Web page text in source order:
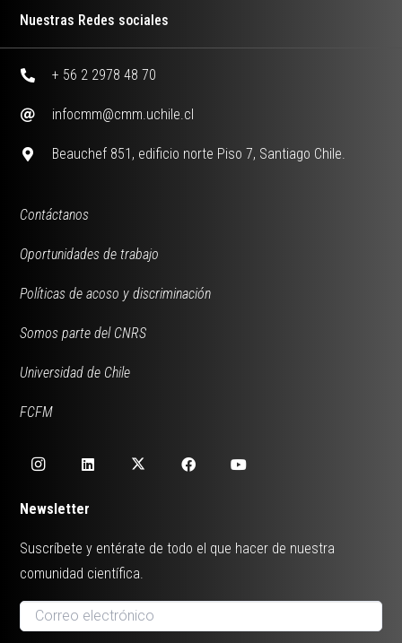
Nuestras Redes sociales
+ 56 2 2978 48 70
infocmm@cmm.uchile.cl
Beauchef 851, edificio norte Piso 7, Santiago Chile.
Contáctanos
Oportunidades de trabajo
Políticas de acoso y discriminación
Somos parte del CNRS
Universidad de Chile
FCFM
Newsletter
Suscríbete y entérate de todo el que hacer de nuestra
comunidad científica.